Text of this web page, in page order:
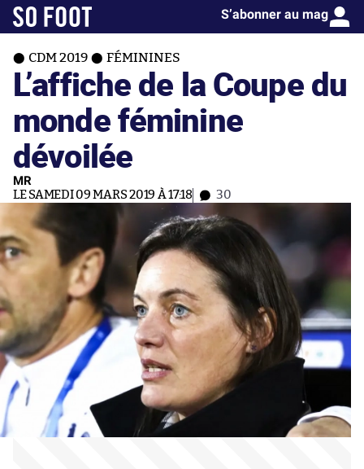
S’abonner au mag
CDM 2019 FÉMININES
L’affiche de la Coupe du
monde féminine
dévoilée
MR
LE SAMEDI 09 MARS 2019 À 17:18 30